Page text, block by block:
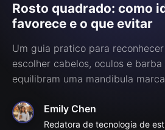
Rosto quadrado: como
favorece e o que evitar
Um guia pratico para
escolher cabelos, oculos e
equilibram uma mandibula
Emily Chen
Redatora de tecnologia de